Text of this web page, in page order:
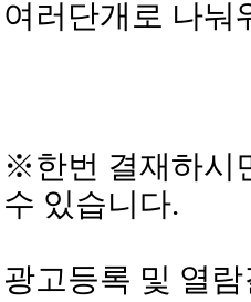
여러단개로 나눠
※한번 결재하시
수 있습니다.
광고등록 및 열